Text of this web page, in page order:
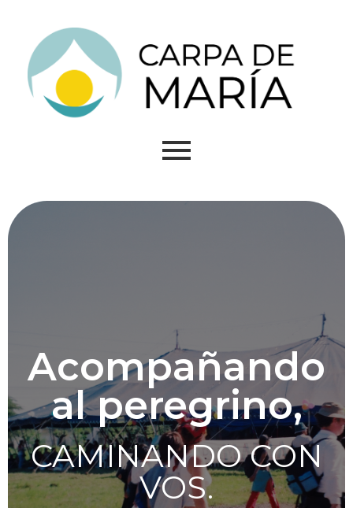
Acompañando
al peregrino,
CAMINANDO CON
VOS.